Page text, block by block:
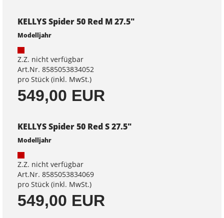
KELLYS Spider 50 Red M 27.5"
Modelljahr
Z.Z. nicht verfügbar
Art.Nr. 8585053834052
pro Stück (inkl. MwSt.)
549,00 EUR
KELLYS Spider 50 Red S 27.5"
Modelljahr
Z.Z. nicht verfügbar
Art.Nr. 8585053834069
pro Stück (inkl. MwSt.)
549,00 EUR